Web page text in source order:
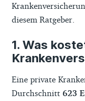
diesem Ratgeber.
Was
Eine private
Durchschnitt 623